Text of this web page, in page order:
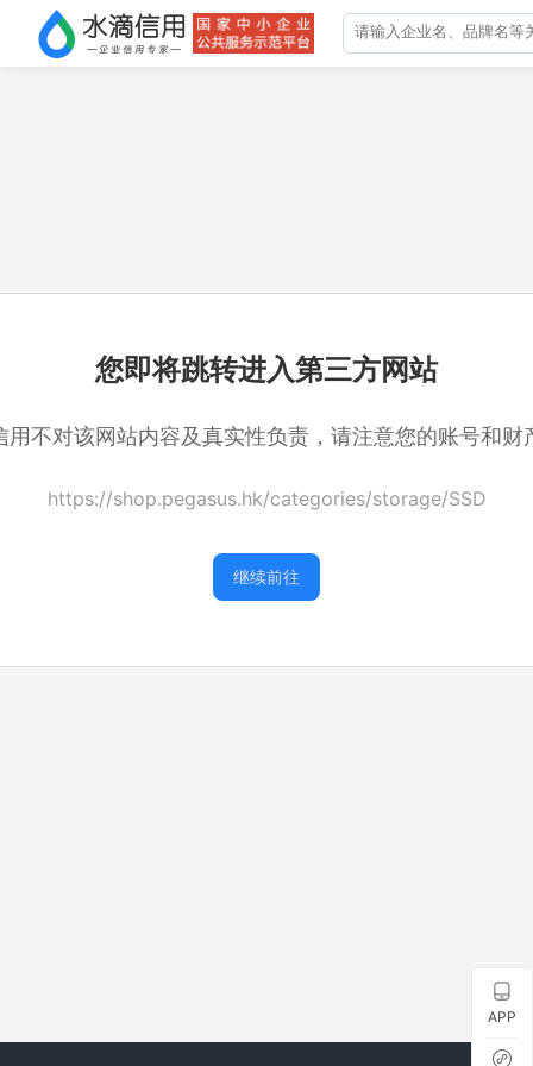
您即将跳转进入第三方网站
用不对该网站内容及真实性负责，请注意您的账号和财
https://shop.pegasus.hk/categories/storage/SSD
继续前往
APP